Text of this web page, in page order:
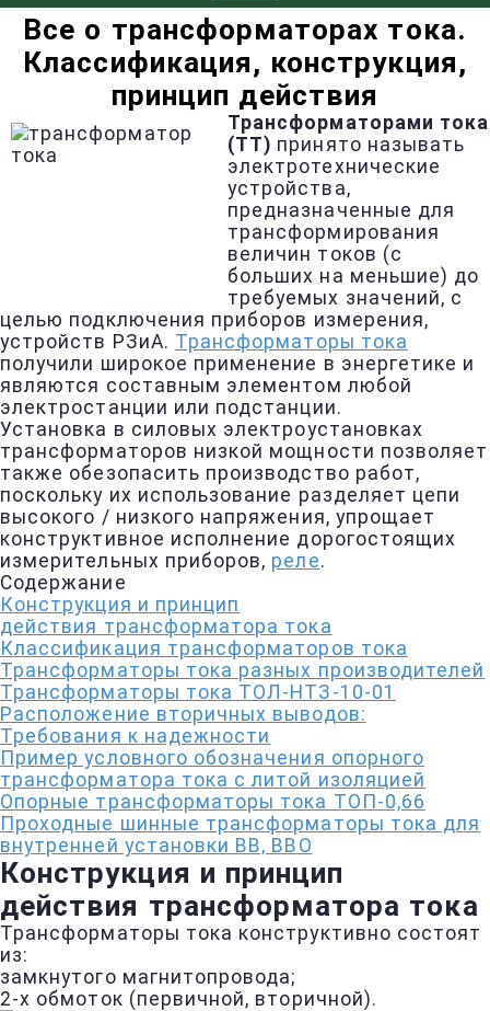
Все о трансформаторах тока.
Классификация, конструкция,
принцип действия
Трансформаторами тока
(ТТ) принято называть
электротехнические
устройства,
предназначенные для
трансформирования
величин токов (с
больших на меньшие) до
требуемых значений, с
целью подключения приборов измерения,
устройств РЗиА. Трансформаторы тока
получили широкое применение в энергетике и
являются составным элементом любой
электростанции или подстанции.
Установка в силовых электроустановках
трансформаторов низкой мощности позволяет
также обезопасить производство работ,
поскольку их использование разделяет цепи
высокого / низкого напряжения, упрощает
конструктивное исполнение дорогостоящих
измерительных приборов, реле.
Содержание
Конструкция и принцип
действия трансформатора тока
Классификация трансформаторов тока
Трансформаторы тока разных производителей
Трансформаторы тока ТОЛ-НТЗ-10-01
Расположение вторичных выводов:
Требования к надежности
Пример условного обозначения опорного
трансформатора тока с литой изоляцией
Опорные трансформаторы тока TОП-0,66
Проходные шинные трансформаторы тока для
внутренней установки BB, BBO
Конструкция и принцип
действия трансформатора тока
Трансформаторы тока конструктивно состоят
из:
замкнутого магнитопровода;
2-х обмоток (первичной, вторичной).